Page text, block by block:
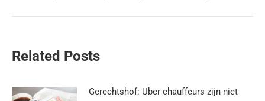
Related Posts
Gerechtshof: Uber chauffeurs zijn niet